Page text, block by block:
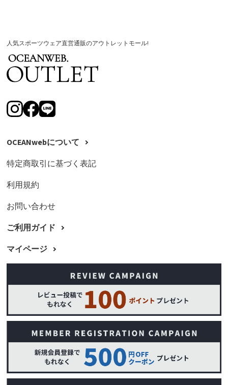
人気スポーツウェア直営通販のアウトレットモール!
OCEANwebについて
特定商取引に基づく表記
利用規約
お問い合わせ
ご利用ガイド
マイページ